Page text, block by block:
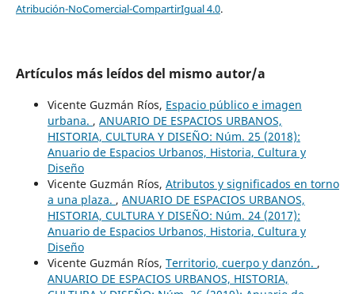
Atribución-NoComercial-CompartirIgual 4.0.
Artículos más leídos del mismo autor/a
Vicente Guzmán Ríos, Espacio público e imagen
urbana. , ANUARIO DE ESPACIOS URBANOS,
HISTORIA, CULTURA Y DISEÑO: Núm. 25 (2018):
Anuario de Espacios Urbanos, Historia, Cultura y
Diseño
Vicente Guzmán Ríos, Atributos y significados en torno
a una plaza. , ANUARIO DE ESPACIOS URBANOS,
HISTORIA, CULTURA Y DISEÑO: Núm. 24 (2017):
Anuario de Espacios Urbanos, Historia, Cultura y
Diseño
Vicente Guzmán Ríos, Territorio, cuerpo y danzón. ,
ANUARIO DE ESPACIOS URBANOS, HISTORIA,